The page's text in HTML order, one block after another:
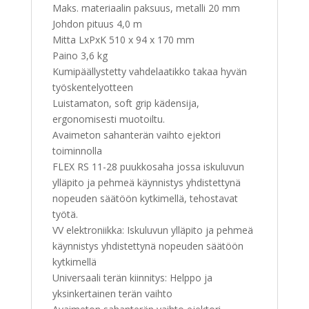
Maks. materiaalin paksuus, metalli 20 mm
Johdon pituus 4,0 m
Mitta LxPxK 510 x 94 x 170 mm
Paino 3,6 kg
Kumipäällystetty vahdelaatikko takaa hyvän
työskentelyotteen
Luistamaton, soft grip kädensija,
ergonomisesti muotoiltu.
Avaimeton sahanterän vaihto ejektori
toiminnolla
FLEX RS 11-28 puukkosaha jossa iskuluvun
ylläpito ja pehmeä käynnistys yhdistettynä
nopeuden säätöön kytkimellä, tehostavat
työtä.
VV elektroniikka: Iskuluvun ylläpito ja pehmeä
käynnistys yhdistettynä nopeuden säätöön
kytkimellä
Universaali terän kiinnitys: Helppo ja
yksinkertainen terän vaihto